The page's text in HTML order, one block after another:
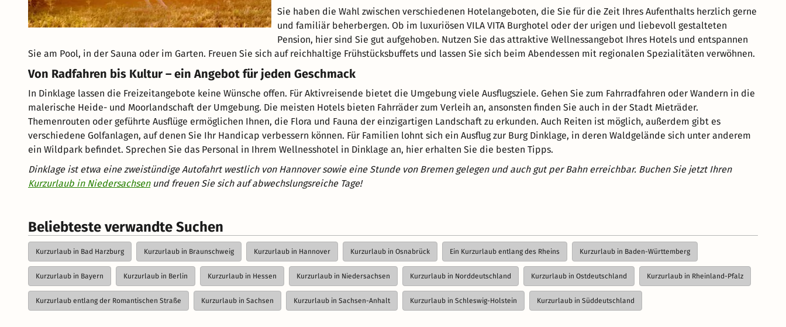
Sie haben die Wahl zwischen verschiedenen Hotelangeboten, die Sie für die Zeit Ihres Aufenthalts herzlich gerne
und familiär beherbergen. Ob im luxuriösen VILA VITA Burghotel oder der urigen und liebevoll gestalteten
Pension, hier sind Sie gut aufgehoben. Nutzen Sie das attraktive Wellnessangebot Ihres Hotels und entspannen
Sie am Pool, in der Sauna oder im Garten. Freuen Sie sich auf reichhaltige Frühstücksbuffets und lassen Sie sich beim Abendessen mit regionalen Spezialitäten verwöhnen.
Von Radfahren bis Kultur – ein Angebot für jeden Geschmack
In Dinklage lassen die Freizeitangebote keine Wünsche offen. Für Aktivreisende bietet die Umgebung viele Ausflugsziele. Gehen Sie zum Fahrradfahren oder Wandern in die
malerische Heide- und Moorlandschaft der Umgebung. Die meisten Hotels bieten Fahrräder zum Verleih an, ansonsten finden Sie auch in der Stadt Mieträder.
Themenrouten oder geführte Ausflüge ermöglichen Ihnen, die Flora und Fauna der einzigartigen Landschaft zu erkunden. Auch Reiten ist möglich, außerdem gibt es
verschiedene Golfanlagen, auf denen Sie Ihr Handicap verbessern können. Für Familien lohnt sich ein Ausflug zur Burg Dinklage, in deren Waldgelände sich unter anderem
ein Wildpark befindet. Sprechen Sie das Personal in Ihrem Wellnesshotel in Dinklage an, hier erhalten Sie die besten Tipps.
Dinklage ist etwa eine zweistündige Autofahrt westlich von Hannover sowie eine Stunde von Bremen gelegen und auch gut per Bahn erreichbar. Buchen Sie jetzt Ihren
Kurzurlaub in Niedersachsenund freuen Sie sich auf abwechslungsreiche Tage!
Beliebteste verwandte Suchen
Kurzurlaub in Bad Harzburg Kurzurlaub in Braunschweig Kurzurlaub in Hannover Kurzurlaub in Osnabrück Ein Kurzurlaub entlang des Rheins Kurzurlaub in Baden-Württemberg
Kurzurlaub in Bayern Kurzurlaub in Berlin Kurzurlaub in Hessen Kurzurlaub in Niedersachsen Kurzurlaub in Norddeutschland Kurzurlaub in Ostdeutschland Kurzurlaub in Rheinland-Pfalz
Kurzurlaub entlang der Romantischen Straße Kurzurlaub in Sachsen Kurzurlaub in Sachsen-Anhalt Kurzurlaub in Schleswig-Holstein Kurzurlaub in Süddeutschland